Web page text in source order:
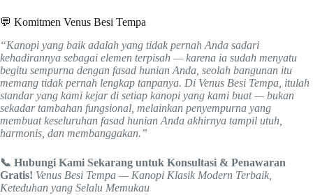
💬 Komitmen Venus Besi Tempa
“Kanopi yang baik adalah yang tidak pernah Anda sadari
kehadirannya sebagai elemen terpisah — karena ia sudah menyatu
begitu sempurna dengan fasad hunian Anda, seolah bangunan itu
memang tidak pernah lengkap tanpanya. Di Venus Besi Tempa, itulah
standar yang kami kejar di setiap kanopi yang kami buat — bukan
sekadar tambahan fungsional, melainkan penyempurna yang
membuat keseluruhan fasad hunian Anda akhirnya tampil utuh,
harmonis, dan membanggakan.”
📞 Hubungi Kami Sekarang untuk Konsultasi & Penawaran
Gratis! Venus Besi Tempa — Kanopi Klasik Modern Terbaik,
Keteduhan yang Selalu Memukau